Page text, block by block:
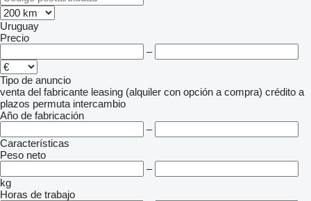
Uruguay
Precio
–
Tipo de anuncio
venta del fabricante leasing (alquiler con opción a compra) crédito a
plazos permuta intercambio
Año de fabricación
–
Características
Peso neto
–
kg
Horas de trabajo